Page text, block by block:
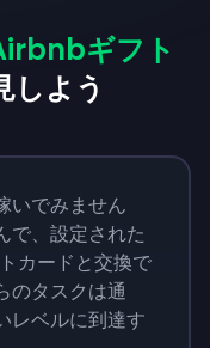
ギフト
しよう
いでみません
で、設定された
カードと交換で
のタスクは通
レベルに到達す